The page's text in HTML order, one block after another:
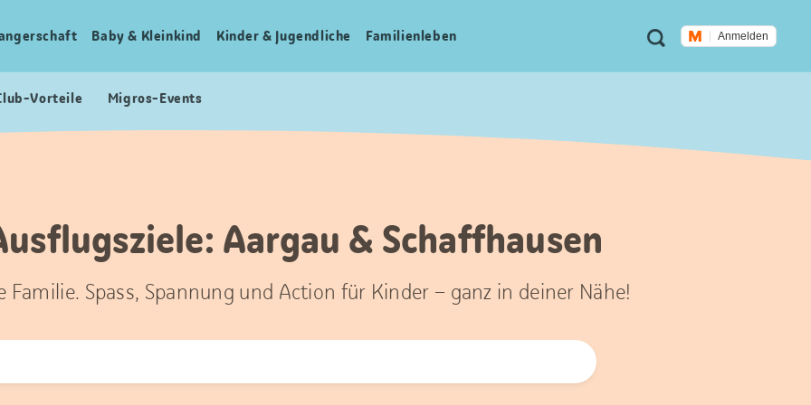
Meta
Navigation
Suche Anmelden
Baby & Kleinkind Kinder & Jugendliche Familien­leben
Vorteile Migros-Events
Aargau & Schaffhausen
Familie. Spass, Spannung und Action für Kinder – ganz in deiner Nähe!